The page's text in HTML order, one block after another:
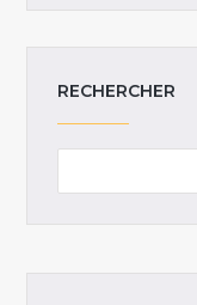
RECHERCHER